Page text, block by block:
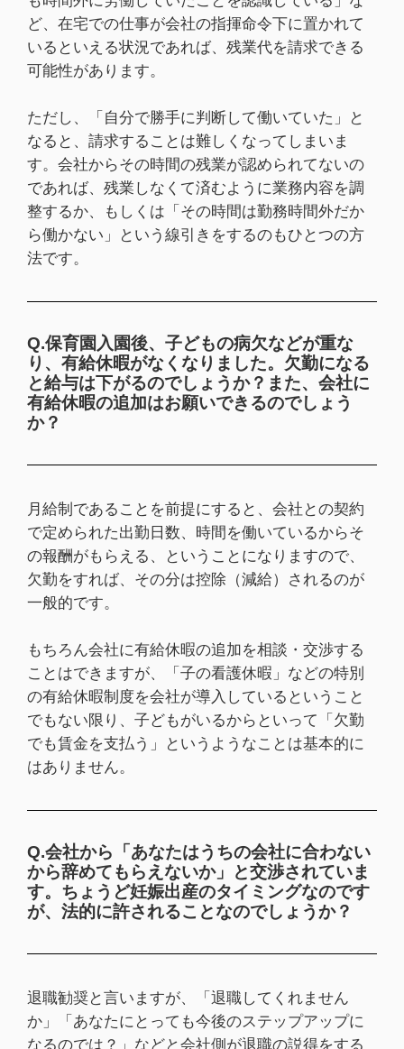
ど、在宅での仕事が会社の指揮命令下に置かれて
いるといえる状況であれば、残業代を請求できる
可能性があります。
ただし、「自分で勝手に判断して働いていた」と
なると、請求することは難しくなってしまいま
す。会社からその時間の残業が認められてないの
であれば、残業しなくて済むように業務内容を調
整するか、もしくは「その時間は勤務時間外だか
ら働かない」という線引きをするのもひとつの方
法です。
Q.保育園入園後、子どもの病欠などが重な
り、有給休暇がなくなりました。欠勤になる
と給与は下がるのでしょうか？また、会社に
有給休暇の追加はお願いできるのでしょう
か？
月給制であることを前提にすると、会社との契約
で定められた出勤日数、時間を働いているからそ
の報酬がもらえる、ということになりますので、
欠勤をすれば、その分は控除（減給）されるのが
一般的です。
もちろん会社に有給休暇の追加を相談・交渉する
ことはできますが、「子の看護休暇」などの特別
の有給休暇制度を会社が導入しているということ
でもない限り、子どもがいるからといって「欠勤
でも賃金を支払う」というようなことは基本的に
はありません。
Q.会社から「あなたはうちの会社に合わない
から辞めてもらえないか」と交渉されていま
す。ちょうど妊娠出産のタイミングなのです
が、法的に許されることなのでしょうか？
退職勧奨と言いますが、「退職してくれません
か」「あなたにとっても今後のステップアップに
なるのでは？」などと会社側が退職の説得をする